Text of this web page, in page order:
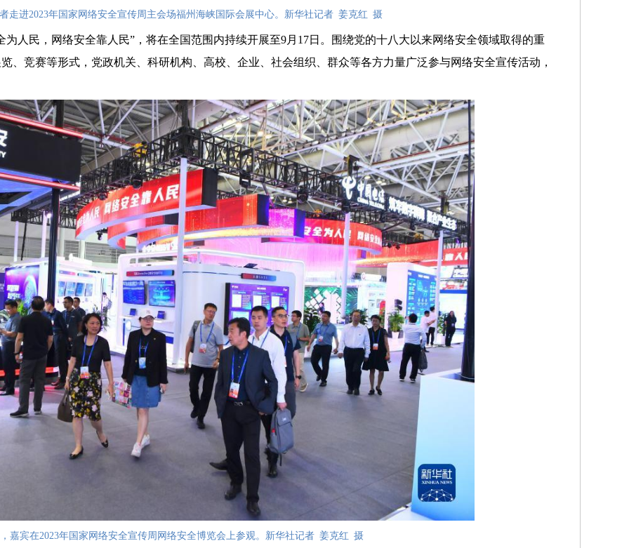
走进2023年国家网络安全宣传周主会场福州海峡国际会展中心。新华社记者 姜克红 摄
为人民，网络安全靠人民”，将在全国范围内持续开展至9月17日。围绕党的十八大以来网络安全领域取得的重
、竞赛等形式，党政机关、科研机构、高校、企业、社会组织、群众等各方力量广泛参与网络安全宣传活动，
嘉宾在2023年国家网络安全宣传周网络安全博览会上参观。新华社记者 姜克红 摄